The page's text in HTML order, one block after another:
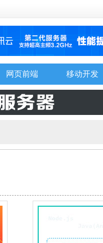
网页前端 移动开发